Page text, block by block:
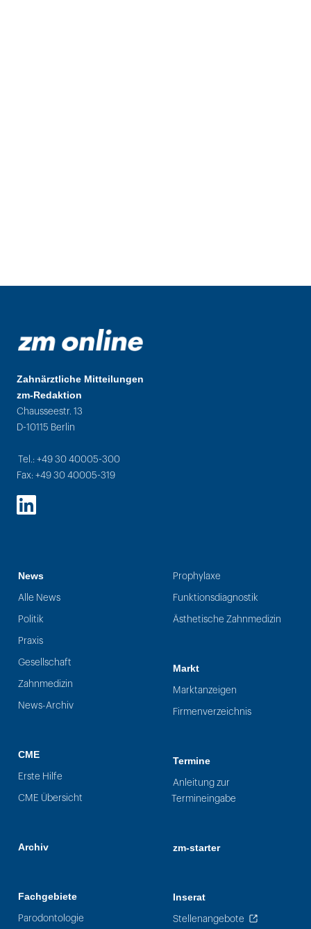
Zahnärztliche Mitteilungen
zm-Redaktion
Chausseestr. 13
D-10115 Berlin
Tel.: +49 30 40005-300
Fax: +49 30 40005-319
LinkedIn
News
Alle News
Politik
Praxis
Gesellschaft
Zahnmedizin
News-Archiv
CME
Erste Hilfe
CME Übersicht
Archiv
Fachgebiete
Parodontologie
Prophylaxe
Funktionsdiagnostik
Ästhetische Zahnmedizin
Markt
Marktanzeigen
Firmenverzeichnis
Termine
Anleitung zur
Termineingabe
zm-starter
Inserat
Stellenangebote